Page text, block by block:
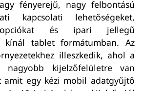
fényerejű, nagy felbontású
kapcsolati lehetőségeket,
opciókat és ipari jellegű
kínál tablet formátumban. Az
illeszkedik, ahol a
nagyobb kijelzőfelületre van
amit egy kézi mobil adatgyűjtő